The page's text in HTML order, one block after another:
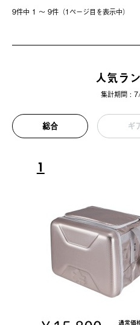
9件中 1 〜 9件（1ページ⽬を表⽰中）
人気ラ
集計期間 :
総合 ギ
1